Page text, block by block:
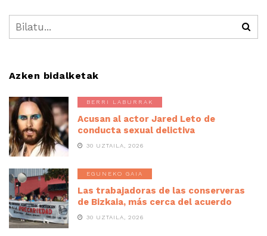
Azken bidalketak
BERRI LABURRAK
Acusan al actor Jared Leto de
conducta sexual delictiva
30 UZTAILA, 2026
EGUNEKO GAIA
Las trabajadoras de las conserveras
de Bizkaia, más cerca del acuerdo
30 UZTAILA, 2026